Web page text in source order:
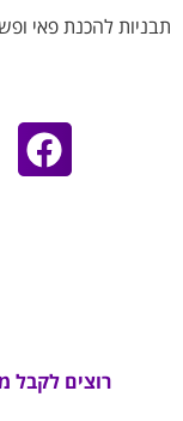
תבניות להכנת פאי
רוצים לקבל